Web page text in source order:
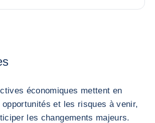
économiques mettent en
opportunités et les risques à venir,
les changements majeurs.